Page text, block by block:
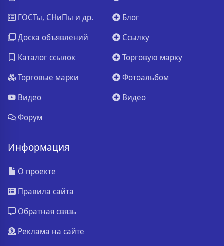
ГОСТы, СНиПы и др.
Доска объявлений
Каталог ссылок
Торговые марки
Видео
Форум
Блог
Ссылку
Торговую марку
Фотоальбом
Видео
Информация
О проекте
Правила сайта
Обратная связь
Реклама на сайте